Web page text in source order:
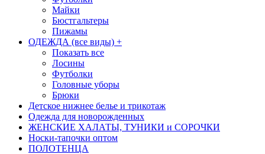
Майки
Бюстгальтеры
Пижамы
ОДЕЖДА (все виды) +
Показать все
Лосины
Футболки
Головные уборы
Брюки
Детское нижнее белье и трикотаж
Одежда для новорожденных
ЖЕНСКИЕ ХАЛАТЫ, ТУНИКИ и СОРОЧКИ
Носки-тапочки оптом
ПОЛОТЕНЦА